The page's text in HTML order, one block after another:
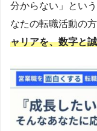
分からない」とい
なたの転職活動の
ャリアを、数字と